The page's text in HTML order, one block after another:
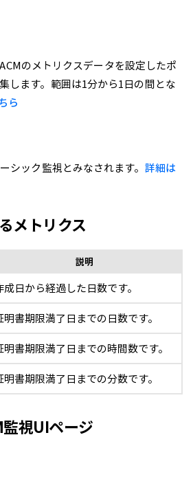
のメトリクスデータを設定したポ
します。範囲は1分から1日の間とな
ら
シック監視とみなされます。 詳細は
メトリクス
説明
成日から経過した日数です。
明書期限満了日までの日数です。
明書期限満了日までの時間数です。
明書期限満了日までの分数です。
視UIページ